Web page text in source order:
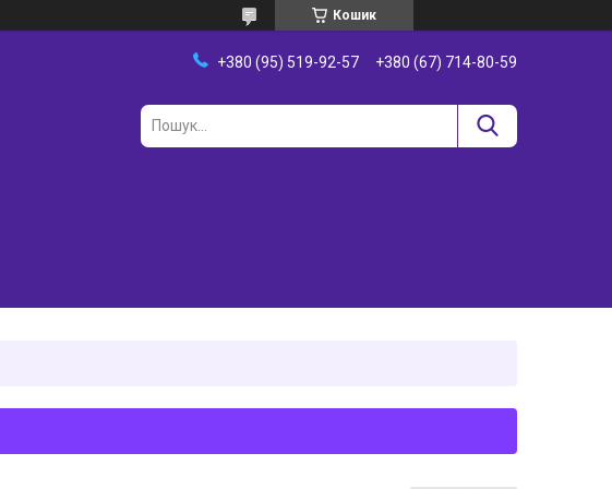
Кошик
+380 (95) 519-92-57 +380 (67) 714-80-59